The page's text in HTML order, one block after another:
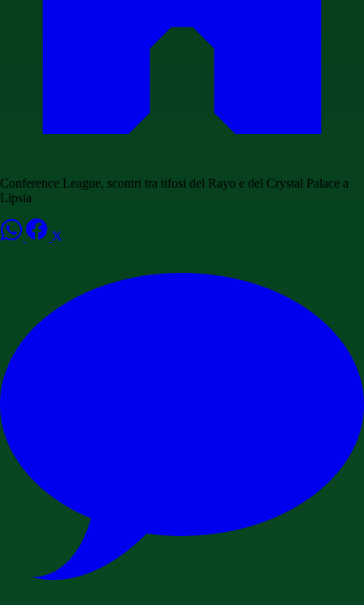
Conference League, scontri tra tifosi del Rayo e del Crystal Palace a
Lipsia